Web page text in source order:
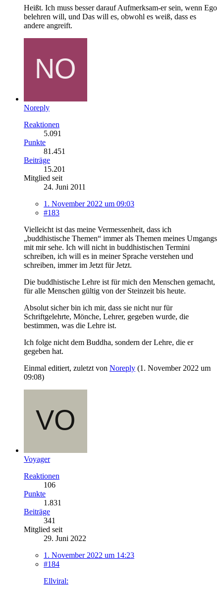
Heißt. Ich muss besser darauf Aufmerksam-er sein, wenn Ego
belehren will, und Das will es, obwohl es weiß, dass es
andere angreift.
Noreply
Reaktionen
5.091
Punkte
81.451
Beiträge
15.201
Mitglied seit
24. Juni 2011
1. November 2022 um 09:03
#183
Vielleicht ist das meine Vermessenheit, dass ich
„buddhistische Themen“ immer als Themen meines Umgangs
mit mir sehe. Ich will nicht in buddhistischen Termini
schreiben, ich will es in meiner Sprache verstehen und
schreiben, immer im Jetzt für Jetzt.
Die buddhistische Lehre ist für mich den Menschen gemacht,
für alle Menschen gültig von der Steinzeit bis heute.
Absolut sicher bin ich mir, dass sie nicht nur für
Schriftgelehrte, Mönche, Lehrer, gegeben wurde, die
bestimmen, was die Lehre ist.
Ich folge nicht dem Buddha, sondern der Lehre, die er
gegeben hat.
Einmal editiert, zuletzt von Noreply (1. November 2022 um
09:08)
Voyager
Reaktionen
106
Punkte
1.831
Beiträge
341
Mitglied seit
29. Juni 2022
1. November 2022 um 14:23
#184
Ellviral: